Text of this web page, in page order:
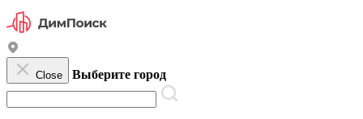
Close Выберите город